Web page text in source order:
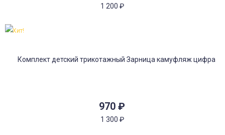
1 200 ₽
970 ₽
1 300 ₽
Хит!